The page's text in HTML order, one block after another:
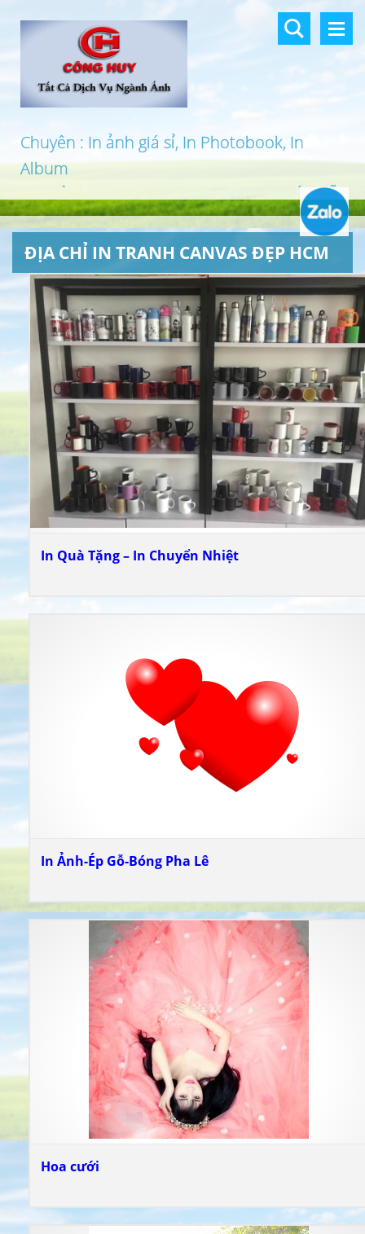
Chuyên : In ảnh giá sỉ, In Photobook, In
Album
In khổ lớn, In UV 3D, In Canvas, In PP, Ép Gỗ
…
ĐỊA CHỈ IN TRANH CANVAS ĐẸP HCM
In Quà Tặng – In Chuyển Nhiệt
In Ảnh-Ép Gỗ-Bóng Pha Lê
Hoa cưới